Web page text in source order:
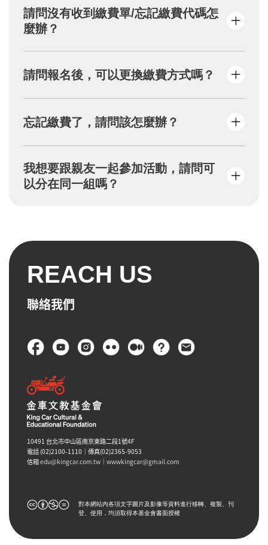
確認報名資料後，請點選「下一步」→按下
「取得繳費代碼」→請自行截圖或抄下繳費代
號→到超商/ATM繳費。
若確實完成以上步驟，系統將自動寄送「繳費
單」至您的信箱。
請問沒有收到繳費單/忘記繳費代碼怎
麼辦？
請您先至垃圾郵件或促銷內容尋找「繳費
單」，若無，請填寫活動頁面之【問題反應】
請問報名後，可以更換繳費方式嗎？
繳費方式採「便利商店代碼」或「虛擬ATM帳
號」進行，選定後則無法修改，請勿按返回
忘記繳費了，請問該怎麼辦？
報名後2天內未繳費，系統將自動取消名額，恕
不保留資格，請重新報名。
我想要跟親友一起參加活動，請問可
以分在同一組嗎？
REACH US
聯絡我們
頁尾
10491 台北市中山區南京東路二段1號4F
電話 (02)2100-1110｜傳真(02)2365-9053
信箱edu@kingcar.com.tw ｜ wwwkingcar@gmail.com
對本網站內各項文字圖片及影像等資料進行移轉、複製、刊
登、使用，均須取得本基金會書面授權